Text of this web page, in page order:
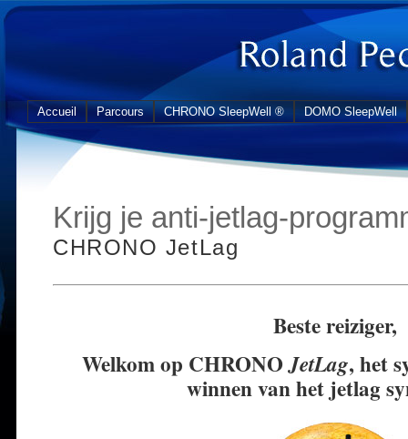
Accueil Parcours CHRONO SleepWell ® DOMO SleepWell
Krijg je anti-jetlag-
CHRONO JetLag
Beste reiziger,
Welkom op CHRONOJetLag, het
winnen van het jetlag